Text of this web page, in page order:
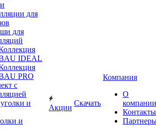
для
для
IDEAL
PRO
с
и
Акции
Скачать
Компания
О
компании
Контакты